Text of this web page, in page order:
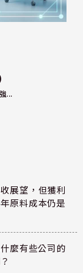
...
展望，但獲利
原料成本仍是
麼有些公司的